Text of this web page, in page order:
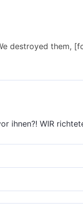
destroyed them,
ihnen?! WIR
lebten? Wir